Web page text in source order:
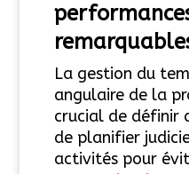
La gestion du
angulaire de la
crucial de définir
de planifier
activités pour